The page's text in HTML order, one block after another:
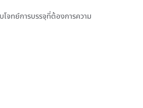
จทย์การบรรจุที่ต้องการความ